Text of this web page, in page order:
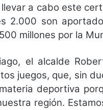
a cabo este
2.000 son
millones por la
el alcalde
juegos, que, sin
deportiva
región.